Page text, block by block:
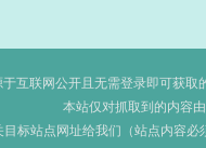
互联网公开且无需登录即可获
本站仅对抓取到的内容
标站点网址给我们（站点内容